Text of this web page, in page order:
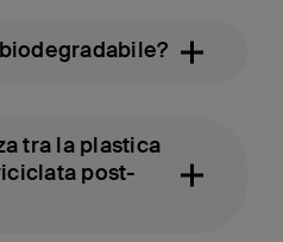
tra la plastica
post-